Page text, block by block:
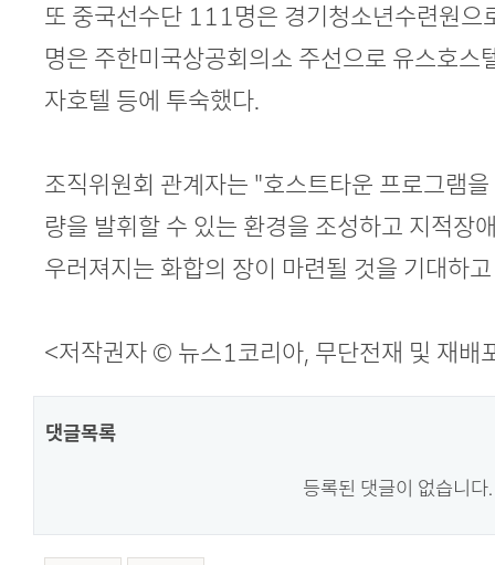
또 중국선수단 111명은 경기청소년수련원
명은 주한미국상공회의소 주선으로 유스호스
자호텔 등에 투숙했다.
조직위원회 관계자는 "호스트타운 프로그램
량을 발휘할 수 있는 환경을 조성하고 지적장
우러져지는 화합의 장이 마련될 것을 기대하
<저작권자 © 뉴스1코리아, 무단전재 및 재배
댓글목록
등록된 댓글이 없습니다.